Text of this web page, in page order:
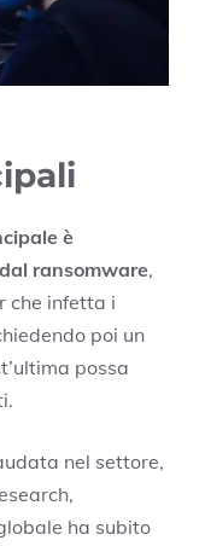
è
ransomware,
che infetta i
poi un
possa
nel settore,
ha subito